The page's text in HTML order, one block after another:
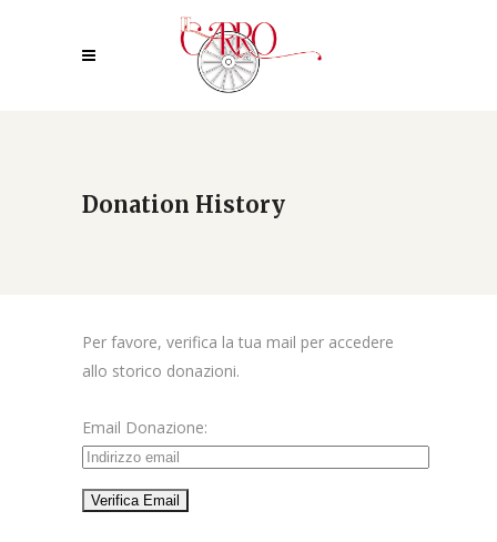
Donation History
Per favore, verifica la tua mail per accedere
allo storico donazioni.
Email Donazione: